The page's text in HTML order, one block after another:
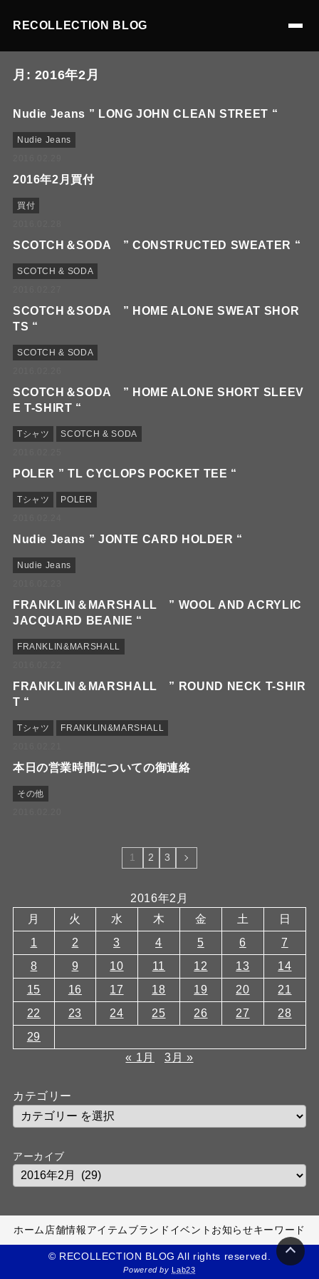
RECOLLECTION BLOG
月: 2016年2月
Nudie Jeans ” LONG JOHN CLEAN STREET “
Nudie Jeans
2016年2月買付
買付
SCOTCH＆SODA ” CONSTRUCTED SWEATER “
SCOTCH & SODA
SCOTCH＆SODA ” HOME ALONE SWEAT SHOR
TS “
SCOTCH & SODA
SCOTCH＆SODA ” HOME ALONE SHORT SLEEV
E T-SHIRT “
Tシャツ
SCOTCH & SODA
POLER ” TL CYCLOPS POCKET TEE “
Tシャツ
POLER
Nudie Jeans ” JONTE CARD HOLDER “
Nudie Jeans
FRANKLIN＆MARSHALL ” WOOL AND ACRYLIC
JACQUARD BEANIE “
FRANKLIN&MARSHALL
FRANKLIN＆MARSHALL ” ROUND NECK T-SHIR
T “
Tシャツ
FRANKLIN&MARSHALL
本日の営業時間についての御連絡
その他
1 2 3
2016年2月
月
火 水 木 金 土
日
1
2 3 4 5 6
7
8
9 10 11 12 13
14
15
16 17 18 19 20
21
22
23 24 25 26 27
28
29
« 1月
3月 »
カテゴリー
アーカイブ
ホーム 店舗情報アイテムブランド イベント お知らせキーワード
© RECOLLECTION BLOG All rights reserved.
Powered byLab23